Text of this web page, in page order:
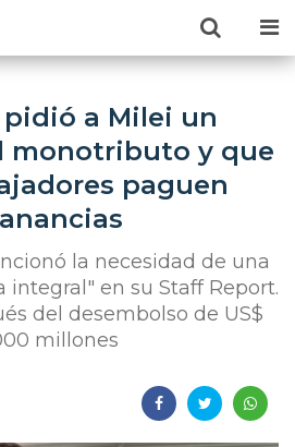
pidió a Milei un
monotributo y que
paguen
la necesidad de una
en su Staff Report.
del desembolso de US$
millones